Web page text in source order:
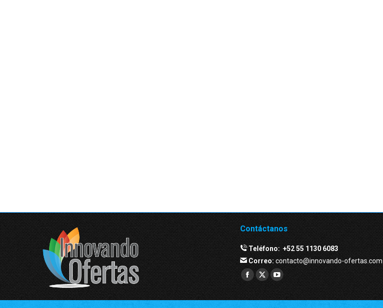
Contáctanos
Teléfono:+52 55 1130 6083
Correo:contacto@innovando-ofertas.com
Facebook
page
Twitter
page
YouTube
page